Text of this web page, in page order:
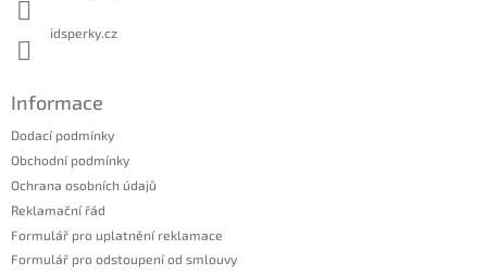
idsperky.cz
Informace
Dodací podmínky
Obchodní podmínky
Ochrana osobních údajů
Reklamační řád
Formulář pro uplatnění reklamace
Formulář pro odstoupení od smlouvy